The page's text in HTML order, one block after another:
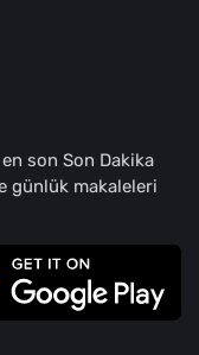
en son Son Dakika
günlük makaleleri